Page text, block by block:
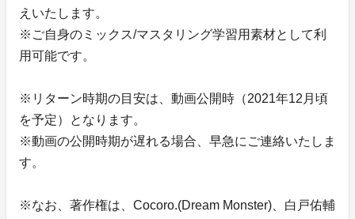
えいたします。
※ご自身のミックス/マスタリング学習用素材として利
用可能です。
※リターン時期の目安は、動画公開時（2021年12月頃
を予定）となります。
※動画の公開時期が遅れる場合、早急にご連絡いたしま
す。
※なお、著作権は、Cocoro.(Dream Monster)、白戸佑輔